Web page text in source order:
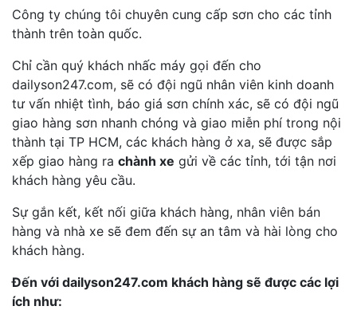
Công ty chúng tôi chuyên cung cấp sơn cho các tỉnh
thành trên toàn quốc.
Chỉ cần quý khách nhấc máy gọi đến cho
dailyson247.com, sẽ có đội ngũ nhân viên kinh doanh
tư vấn nhiệt tình, báo giá sơn chính xác, sẽ có đội ngũ
giao hàng sơn nhanh chóng và giao miễn phí trong nội
thành tại TP HCM, các khách hàng ở xa, sẽ được sắp
xếp giao hàng ra chành xe gửi về các tỉnh, tới tận nơi
khách hàng yêu cầu.
Sự gắn kết, kết nối giữa khách hàng, nhân viên bán
hàng và nhà xe sẽ đem đến sự an tâm và hài lòng cho
khách hàng.
Đến với dailyson247.com khách hàng sẽ được các lợi
ích như: